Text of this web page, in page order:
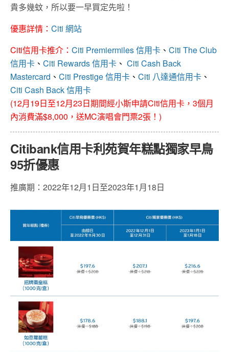
貴多幾蚊，所以要一早買定先啦！
優惠詳情： Citi 網站
Citi信用卡推介： Citi Premiermiles 信用卡 、 Citi The Club
信用卡 、 Citi Rewards 信用卡 、 Citi Cash Back
Mastercard 、 Citi Prestige 信用卡 、 Citi 八達通信用卡 、
Citi Cash Back 信用卡
(12月19日至12月23日期間經小斯申請Citi信用卡，3個月
內消費滿$8,000，送MC演唱會門票2張！)
Citibank信用卡利苑賀年糕點獨家早鳥
95折優惠
推廣期：2022年12月1日至2023年1月18日